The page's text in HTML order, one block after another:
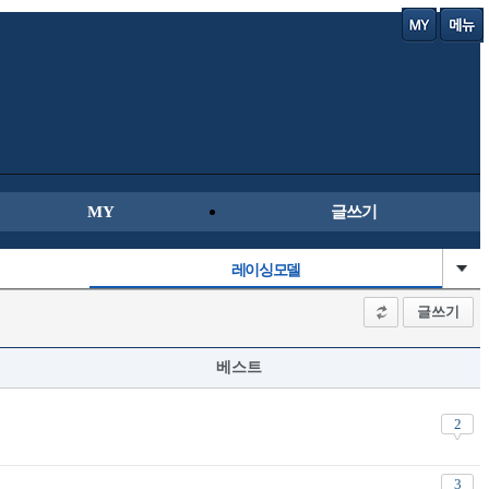
MY 글쓰기
레이싱모델
군사/무기
오토바이
글쓰기
베스트
2
3